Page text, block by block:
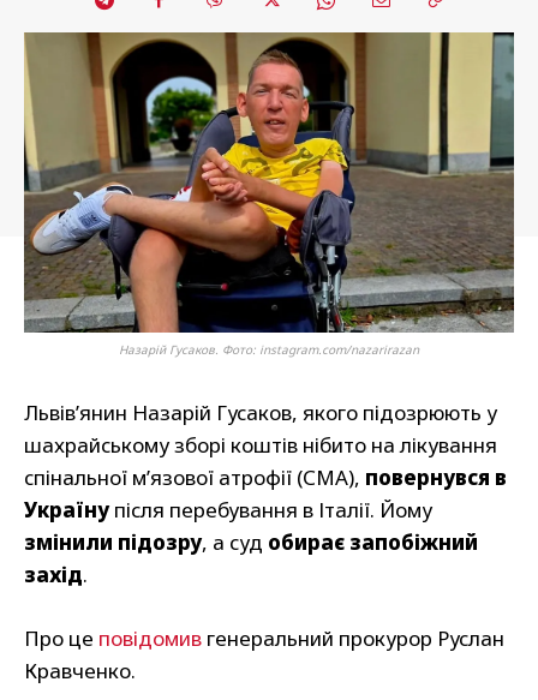
Назарій Гусаков. Фото: instagram.com/nazarirazan
Львів’янин Назарій Гусаков, якого підозрюють у
шахрайському зборі коштів нібито на лікування
спінальної м’язової атрофії (СМА), повернувся в
Українупісля перебування в Італії. Йому
змінили підозру, а суд обирає запобіжний
захід.
Про це повідомив генеральний прокурор Руслан
Кравченко.